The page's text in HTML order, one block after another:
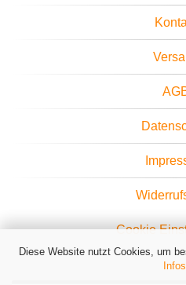
Diese Website nutzt Cookies, um
Cookie